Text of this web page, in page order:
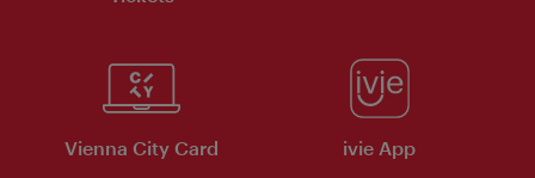
Vienna City Card ivie App